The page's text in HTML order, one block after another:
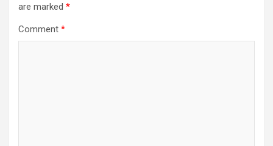
are marked *
Comment *